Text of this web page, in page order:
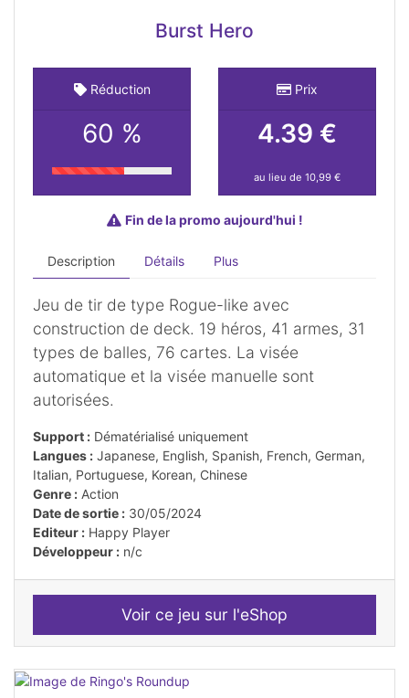
Burst Hero
Réduction
60 %
Prix
4.39 €
au lieu de 10,99 €
Fin de la promo aujourd'hui !
Description Détails Plus
Jeu de tir de type Rogue-like avec
construction de deck. 19 héros, 41 armes, 31
types de balles, 76 cartes. La visée
automatique et la visée manuelle sont
autorisées.
Support : Dématérialisé uniquement
Langues : Japanese, English, Spanish, French, German,
Italian, Portuguese, Korean, Chinese
Genre : Action
Date de sortie : 30/05/2024
Editeur : Happy Player
Développeur : n/c
Voir ce jeu sur l'eShop